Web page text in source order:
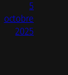
5
octobre
2025